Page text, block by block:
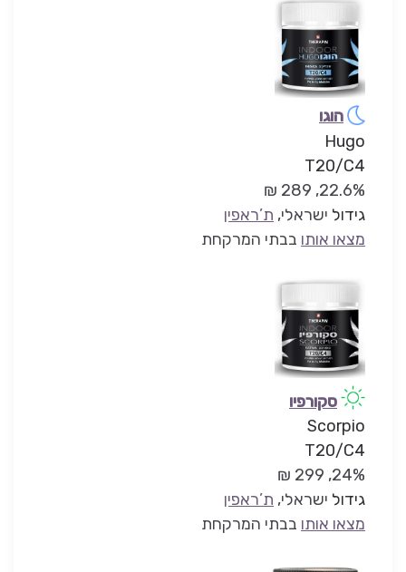
הוגו
Hugo
T20/C4
22.6%, 289 ₪
גידול ישראלי, ת’ראפין
מצאו אותו בבתי המרקחת
סקורפיו
Scorpio
T20/C4
24%, 299 ₪
גידול ישראלי, ת’ראפין
מצאו אותו בבתי המרקחת